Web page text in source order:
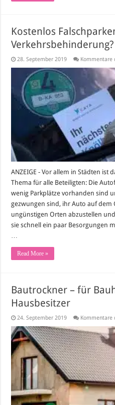
Kostenlos
Verkehrsbehinderung?
28. September 2019 Kommentare
ANZEIGE - Vor allem in Städten ist
Thema für alle Beteiligten: Die
wenig Parkplätze vorhanden sind
gezwungen sind, ihr Auto auf dem
ungünstigen Orten abzustellen
sie schnell ein paar Besorgungen
Read More »
Bautrockner – für
Hausbesitzer
24. September 2019 Kommentare